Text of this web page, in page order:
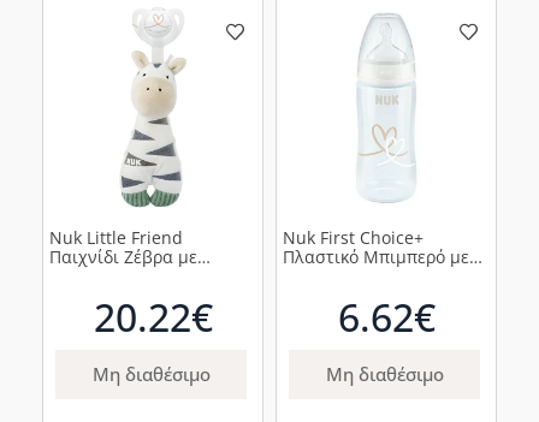
Nuk Little Friend
Παιχνίδι Ζέβρα με
20.22€
Μη διαθέσιμο
Nuk First Choice+
Πλαστικό Μπιμπερό με
18m Λευκό με Καρδιές,
6.62€
Μη διαθέσιμο